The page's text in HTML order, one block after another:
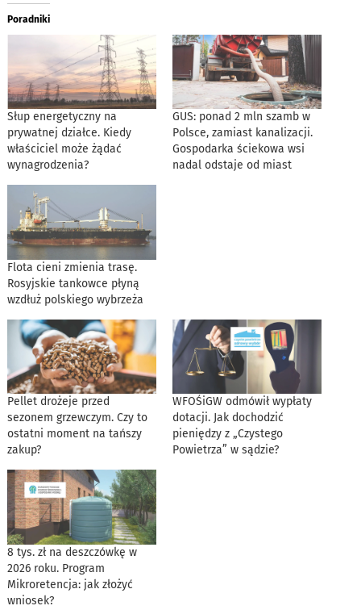
Poradniki
Słup energetyczny na
prywatnej działce. Kiedy
właściciel może żądać
wynagrodzenia?
GUS: ponad 2 mln szamb w
Polsce, zamiast kanalizacji.
Gospodarka ściekowa wsi
nadal odstaje od miast
Flota cieni zmienia trasę.
Rosyjskie tankowce płyną
wzdłuż polskiego wybrzeża
Pellet drożeje przed
sezonem grzewczym. Czy to
ostatni moment na tańszy
zakup?
WFOŚiGW odmówił wypłaty
dotacji. Jak dochodzić
pieniędzy z „Czystego
Powietrza” w sądzie?
8 tys. zł na deszczówkę w
2026 roku. Program
Mikroretencja: jak złożyć
wniosek?